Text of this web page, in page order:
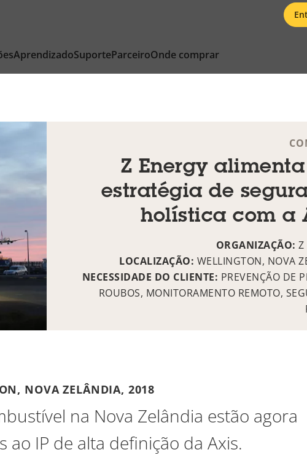
AprendizadoSuporteParceiroOnde comprar
Z Energy
estratégia de
holística com a
ORGANIZAÇÃO: Z
LOCALIZAÇÃO: WELLINGTON, NOVA
NECESSIDADE DO CLIENTE: PREVENÇÃO DE
ROUBOS, MONITORAMENTO REMOTO,
NOVA ZELÂNDIA, 2018
na Nova Zelândia estão agora
ao IP de alta definição da Axis.